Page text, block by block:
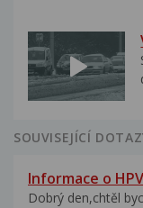
SOUVISEJÍCÍ
Informace o
Dobrý den,chtěl